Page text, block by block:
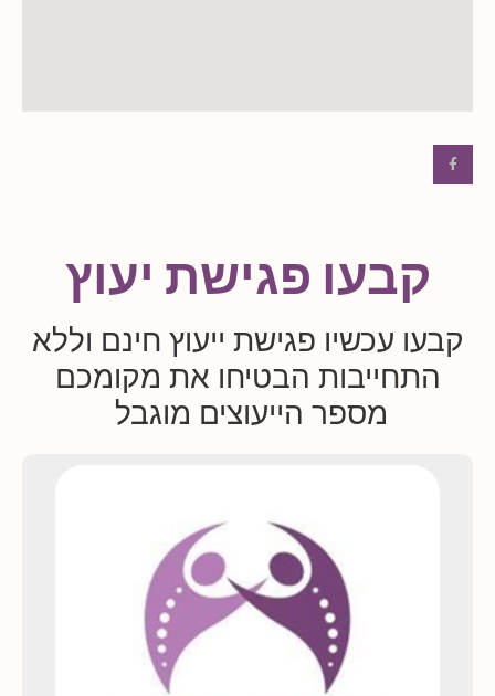
קבעו פגישת יעוץ
קבעו עכשיו פגישת ייעוץ חינם וללא
התחייבות הבטיחו את מקומכם
מספר הייעוצים מוגבל